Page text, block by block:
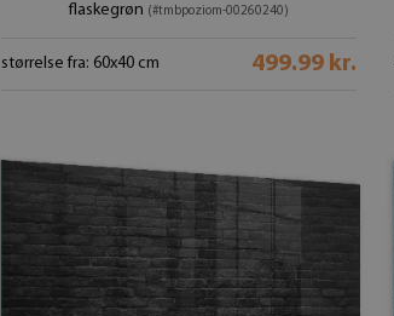
flaskegrøn (#tmbpoziom-00260240)
størrelse fra: 60x40 cm 499.99 kr.